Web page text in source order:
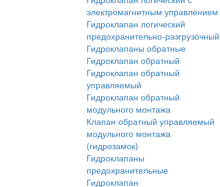
электромагнитным управлением
Гидроклапан логический
предохранительно-разгрузочный
Гидроклапаны обратные
Гидроклапан обратный
Гидроклапан обратный
управляемый
Гидроклапан обратный
модульного монтажа
Клапан обратный управляемый
модульного монтажа
(гидрозамок)
Гидроклапаны
предохранительные
Гидроклапан